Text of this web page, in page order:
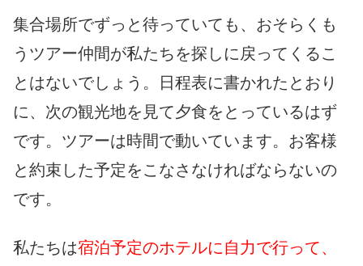
集合場所でずっと待っていても、おそらくも
うツアー仲間が私たちを探しに戻ってくるこ
とはないでしょう。日程表に書かれたとおり
に、次の観光地を見て夕食をとっているはず
です。ツアーは時間で動いています。お客様
と約束した予定をこなさなければならないの
です。
私たちは宿泊予定のホテルに自力で行って、